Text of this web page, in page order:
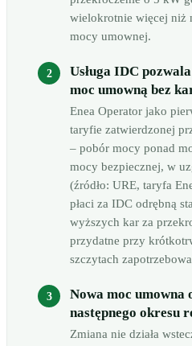
wielokrotnie więcej niż
mocy umownej.
Usługa IDC
moc umowną bez
Enea Operator jako
taryfie zatwierdzonej
– pobór mocy ponad
mocy bezpiecznej, w
(źródło: URE, taryfa
płaci za IDC odrębną
wyższych kar za
przydatne przy
szczytach
Nowa moc umowna
następnego okresu
Zmiana nie działa